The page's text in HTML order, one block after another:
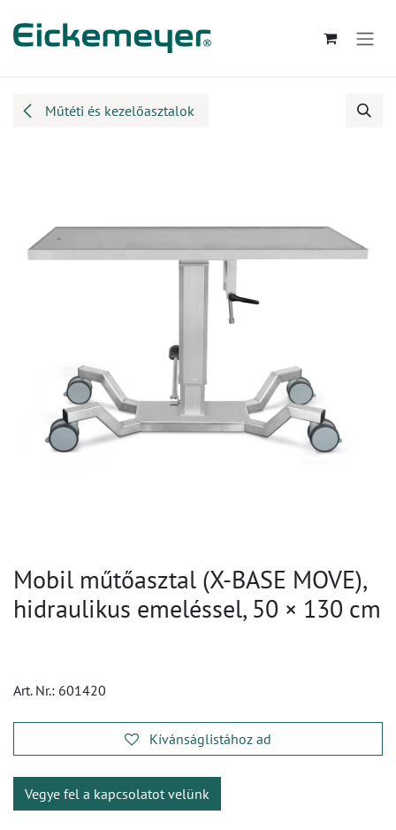
Műtéti és kezelőasztalok
Mobil műtőasztal (X-BASE MOVE),
hidraulikus emeléssel, 50 × 130 cm
Art. Nr.: 601420
Kívánságlistához ad
Vegye fel a kapcsolatot velünk